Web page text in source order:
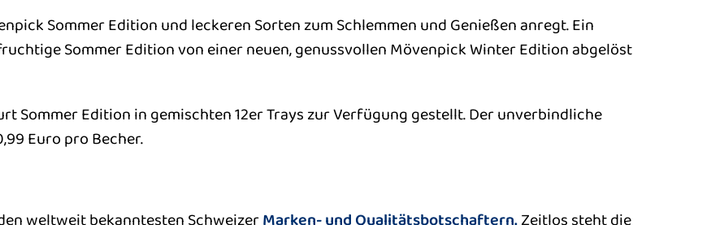
Sommer Edition und leckeren Sorten zum Schlemmen und Genießen anregt. Ein
Sommer Edition von einer neuen, genussvollen Mövenpick Winter Edition abgelöst
Sommer Edition in gemischten 12er Trays zur Verfügung gestellt. Der unverbindliche
Euro pro Becher.